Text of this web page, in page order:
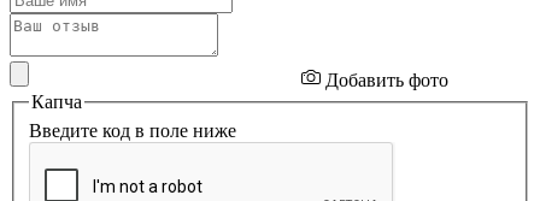
Добавить фото
Капча
Введите код в поле ниже